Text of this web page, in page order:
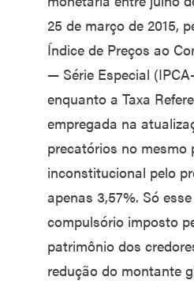
25 de março de 2015,
Índice de Preços ao
— Série Especial
enquanto a Taxa
empregada na
precatórios no mesmo
inconstitucional pelo
apenas 3,57%. Só
compulsório imposto
patrimônio dos
redução do montante